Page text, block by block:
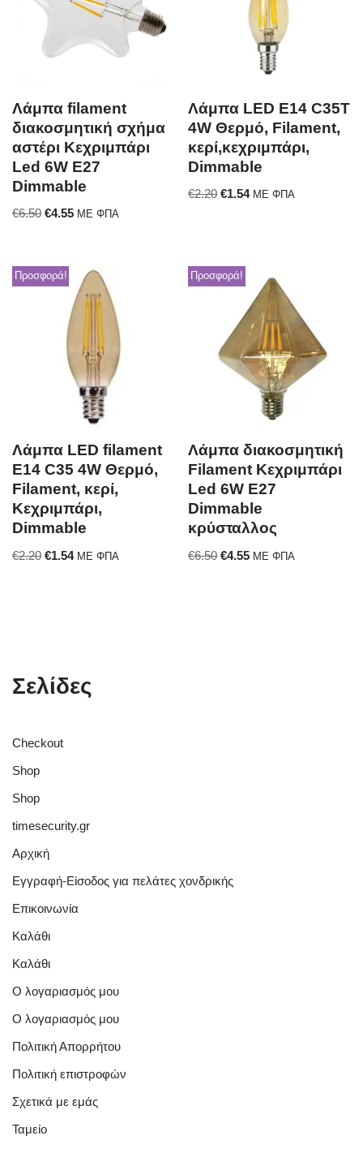
Λάμπα filament
διακοσμητική σχήμα
αστέρι Κεχριμπάρι
Led 6W E27
Dimmable
€6.50 €4.55 ΜΕ ΦΠΑ
Λάμπα LED E14 C35T
4W Θερμό, Filament,
κερί,κεχριμπάρι,
Dimmable
€2.20 €1.54 ΜΕ ΦΠΑ
Προσφορά!
Λάμπα LED filament
E14 C35 4W Θερμό,
Filament, κερί,
Κεχριμπάρι,
Dimmable
€2.20 €1.54 ΜΕ ΦΠΑ
Προσφορά!
Λάμπα διακοσμητική
Filament Κεχριμπάρι
Led 6W E27
Dimmable
κρύσταλλος
€6.50 €4.55 ΜΕ ΦΠΑ
Σελίδες
Checkout
Shop
Shop
timesecurity.gr
Αρχική
Εγγραφή-Είσοδος για πελάτες χονδρικής
Επικοινωνία
Καλάθι
Καλάθι
Ο λογαριασμός μου
Ο λογαριασμός μου
Πολιτική Απορρήτου
Πολιτική επιστροφών
Σχετικά με εμάς
Ταμείο